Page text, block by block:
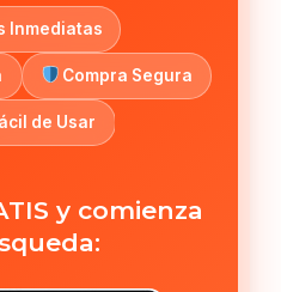
Inmediatas
Compra Segura
de Usar
y comienza